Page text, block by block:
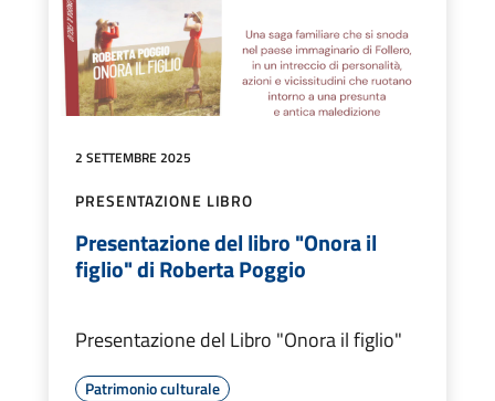
2 SETTEMBRE 2025
PRESENTAZIONE LIBRO
Presentazione del libro "Onora il
figlio" di Roberta Poggio
Presentazione del Libro "Onora il figlio"
Patrimonio culturale